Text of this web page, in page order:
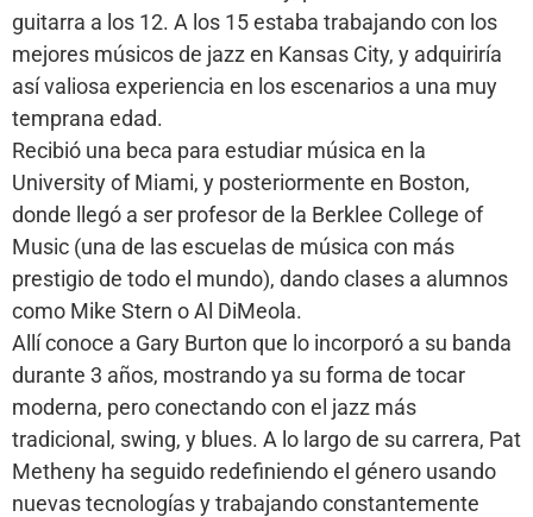
guitarra a los 12. A los 15 estaba trabajando con los
mejores músicos de jazz en Kansas City, y adquiriría
así valiosa experiencia en los escenarios a una muy
temprana edad.
Recibió una beca para estudiar música en la
University of Miami, y posteriormente en Boston,
donde llegó a ser profesor de la Berklee College of
Music (una de las escuelas de música con más
prestigio de todo el mundo), dando clases a alumnos
como Mike Stern o Al DiMeola.
Allí conoce a Gary Burton que lo incorporó a su banda
durante 3 años, mostrando ya su forma de tocar
moderna, pero conectando con el jazz más
tradicional, swing, y blues. A lo largo de su carrera, Pat
Metheny ha seguido redefiniendo el género usando
nuevas tecnologías y trabajando constantemente